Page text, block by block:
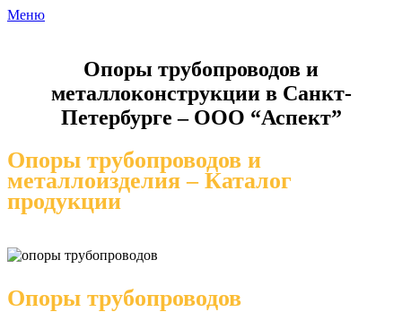
Меню
Опоры трубопроводов и
металлоконструкции в Санкт-
Петербурге – ООО “Аспект”
Опоры трубопроводов и
металлоизделия – Каталог
продукции
Опоры трубопроводов